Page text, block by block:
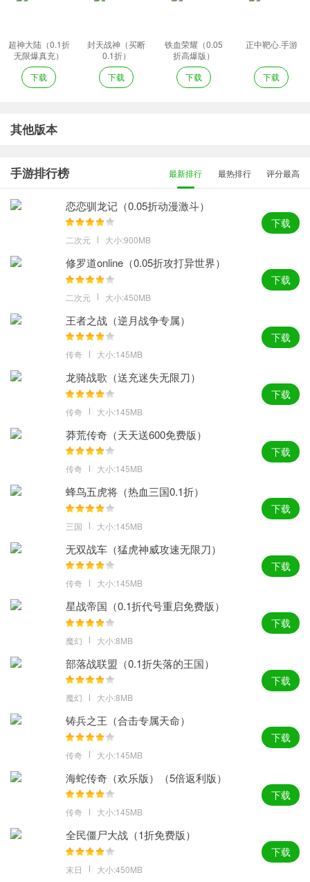
超神大陆（0.1折
无限爆真充）
下载
封天战神（买断
0.1折）
下载
铁血荣耀（0.05
折高爆版）
下载
正中靶心.手游
下载
其他版本
手游排行榜 最新排行 最热排行 评分最高
恋恋驯龙记（0.05折动漫激斗）
二次元 大小:900MB
下载
修罗道online（0.05折攻打异世界）
二次元 大小:450MB
下载
王者之战（逆月战争专属）
传奇 大小:145MB
下载
龙骑战歌（送充迷失无限刀）
传奇 大小:145MB
下载
莽荒传奇（天天送600免费版）
传奇 大小:145MB
下载
蜂鸟五虎将（热血三国0.1折）
三国 大小:145MB
下载
无双战车（猛虎神威攻速无限刀）
传奇 大小:145MB
下载
星战帝国（0.1折代号重启免费版）
魔幻 大小:8MB
下载
部落战联盟（0.1折失落的王国）
魔幻 大小:8MB
下载
铸兵之王（合击专属天命）
传奇 大小:145MB
下载
海蛇传奇（欢乐版）（5倍返利版）
传奇 大小:145MB
下载
全民僵尸大战（1折免费版）
末日 大小:450MB
下载